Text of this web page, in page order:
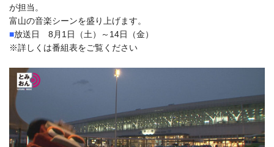
が担当。
富山の音楽シーンを盛り上げます。
■放送日 8月1日（土）～14日（金）
※詳しくは番組表をご覧ください